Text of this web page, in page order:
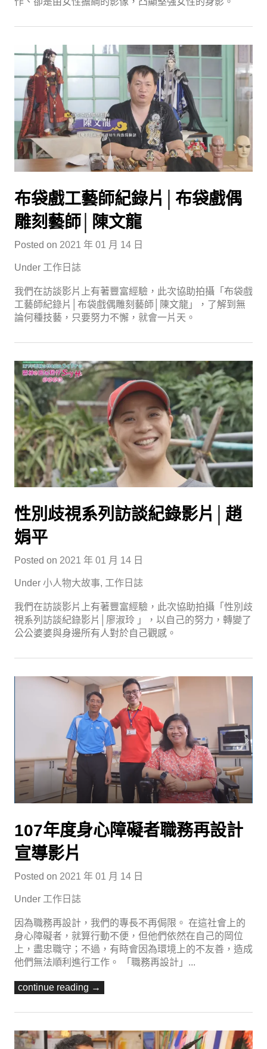
布袋戲工藝師紀錄片│布袋戲偶
雕刻藝師│陳文龍
Posted on 2021 年 01 月 14 日
Under 工作日誌
我們在訪談影片上有著豐富經驗，此次協助拍攝「布袋戲
工藝師紀錄片│布袋戲偶雕刻藝師│陳文龍」，了解到無
論何種技藝，只要努力不懈，就會一片天。
性別歧視系列訪談紀錄影片│趙
娟平
Posted on 2021 年 01 月 14 日
Under 小人物大故事, 工作日誌
我們在訪談影片上有著豐富經驗，此次協助拍攝「性別歧
視系列訪談紀錄影片│廖淑玲 」，以自己的努力，轉變了
公公婆婆與身邊所有人對於自己觀感。
107年度身心障礙者職務再設計
宣導影片
Posted on 2021 年 01 月 14 日
Under 工作日誌
因為職務再設計，我們的專長不再侷限。 在這社會上的
身心障礙者，就算行動不便，但他們依然在自己的岡位
上，盡忠職守；不過，有時會因為環境上的不友善，造成
他們無法順利進行工作。 「職務再設計」...
continue reading →